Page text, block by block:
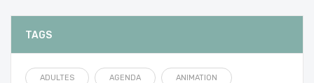
TAGS
ADULTES AGENDA ANIMATION